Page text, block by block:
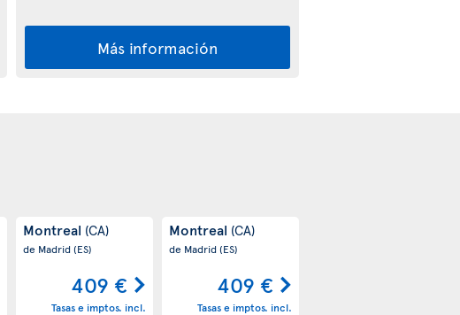
Más información
Montreal (CA)
de Madrid(ES)
409 €
Tasas e imptos. incl.
Montreal (CA)
de Madrid(ES)
409 €
Tasas e imptos. incl.